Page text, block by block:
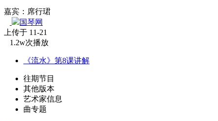
嘉宾：席行珺
国琴网
上传于 11-21
1.2w次播放
《流水》第8课讲解
往期节目
其他版本
艺术家信息
曲专题